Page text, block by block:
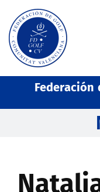
Federación